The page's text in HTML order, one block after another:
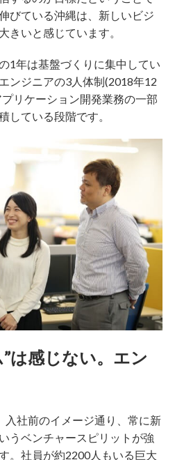
びている沖縄は、新しいビジ
きいと感じています。
1年は基盤づくりに集中してい
ンジニアの3人体制(2018年12
リケーション開発業務の一部
している段階です。
は感じない。エン
入社前のイメージ通り、常に新
うベンチャースピリットが強
。社員が約2200人もいる巨大